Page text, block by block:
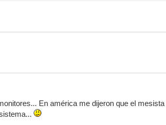
En américa me dijeron que el